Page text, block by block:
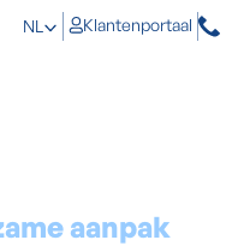
NL Klantenportaal
aanpak